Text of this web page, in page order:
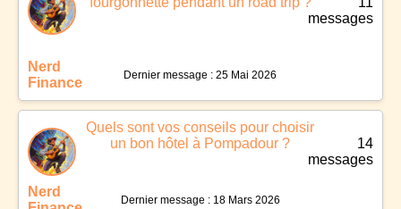
Nerd
Finance
messages
Dernier message : 25 Mai 2026
Quels sont vos conseils pour choisir
un bon hôtel à Pompadour ?
Nerd
14
messages
Dernier message : 18 Mars 2026